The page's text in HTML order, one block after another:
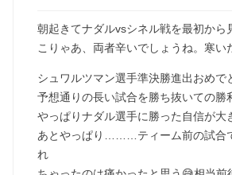
朝起きてナダルvsシネル戦を最初から
こりゃあ、両者辛いでしょうね。寒い
シュワルツマン選手準決勝進出おめで
予想通りの長い試合を勝ち抜いての勝
やっぱりナダル選手に勝った自信が大
あとやっぱり………ティーム前の試合
れ